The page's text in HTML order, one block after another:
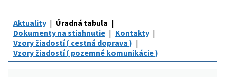
Aktuality
Úradná tabuľa
Dokumenty na stiahnutie
Kontakty
Vzory žiadostí ( cestná doprava )
Vzory žiadostí ( pozemné komunikácie )